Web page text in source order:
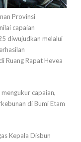
Provinsi
capaian
diwujudkan melalui
Ruang Rapat Hevea
capaian,
di Bumi Etam
Kepala Disbun